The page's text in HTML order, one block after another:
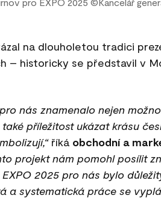
na dlouholetou tradici
– historicky se představil v
nás znamenalo nejen
příležitost ukázat krásu
říká obchodní a
projekt nám pomohl posílit
2025 pro nás bylo
a systematická práce se